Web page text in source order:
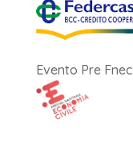
Evento Pre Fnec